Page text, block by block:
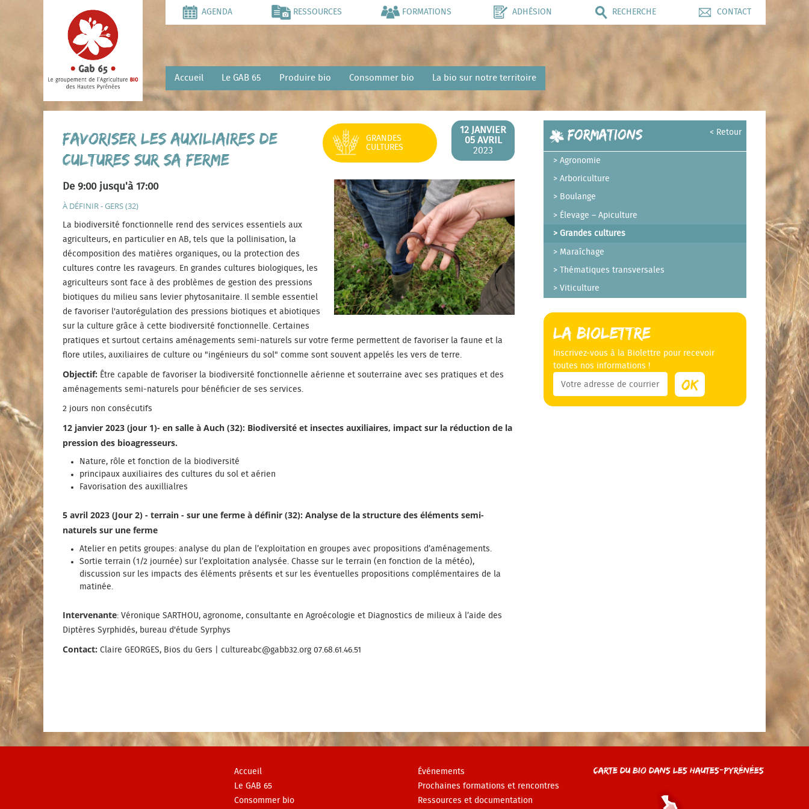
AGENDA RESSOURCES FORMATIONS ADHÉSION RECHERCHE CONTACT
Accueil Le GAB 65 Produire bio Consommer bio La bio sur notre territoire
12 JANVIER
05 AVRIL
2023
GRANDES
CULTURES
Favoriser les auxiliaires de
cultures sur sa ferme
De 9:00 jusqu'à 17:00
À DÉFINIR - GERS (32)
La biodiversité fonctionnelle rend des services essentiels aux
agriculteurs, en particulier en AB, tels que la pollinisation, la
décomposition des matières organiques, ou la protection des
cultures contre les ravageurs. En grandes cultures biologiques, les
agriculteurs sont face à des problèmes de gestion des pressions
biotiques du milieu sans levier phytosanitaire. Il semble essentiel
de favoriser l'autorégulation des pressions biotiques et abiotiques
sur la culture grâce à cette biodiversité fonctionnelle. Certaines
pratiques et surtout certains aménagements semi-naturels sur votre ferme permettent de favoriser la faune et la
flore utiles, auxiliaires de culture ou "ingénieurs du sol" comme sont souvent appelés les vers de terre.
Objectif: Être capable de favoriser la biodiversité fonctionnelle aérienne et souterraine avec ses pratiques et des
aménagements semi-naturels pour bénéficier de ses services.
2 jours non consécutifs
12 janvier 2023 (jour 1)- en salle à Auch (32): Biodiversité et insectes auxiliaires, impact sur la réduction de la
pression des bioagresseurs.
Nature, rôle et fonction de la biodiversité
principaux auxiliaires des cultures du sol et aérien
Favorisation des auxillialres
5 avril 2023 (Jour 2) - terrain - sur une ferme à définir (32): Analyse de la structure des éléments semi-
naturels sur une ferme
Atelier en petits groupes: analyse du plan de l’exploitation en groupes avec propositions d’aménagements.
Sortie terrain (1/2 journée) sur l’exploitation analysée. Chasse sur le terrain (en fonction de la météo),
discussion sur les impacts des éléments présents et sur les éventuelles propositions complémentaires de la
matinée.
Intervenante: Véronique SARTHOU, agronome, consultante en Agroécologie et Diagnostics de milieux à l’aide des
Diptères Syrphidés, bureau d'étude Syrphys
Contact: Claire GEORGES, Bios du Gers | cultureabc@gabb32.org 07.68.61.46.51
< Retour
Formations
Agronomie
Arboriculture
Boulange
Élevage – Apiculture
Grandes cultures
Maraîchage
Thématiques transversales
Viticulture
La Biolettre
Inscrivez-vous à la Biolettre pour recevoir
toutes nos informations !
Accueil
Le GAB 65
Consommer bio
Événements
Prochaines formations et rencontres
Ressources et documentation
Carte du Bio dans les Hautes-Pyrénées